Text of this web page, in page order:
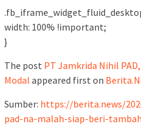
width: 100% !important;
}
The post PT Jamkrida Nihil
Modal appeared first on
Sumber: https://berita.news/
pad-na-malah-siap-beri-